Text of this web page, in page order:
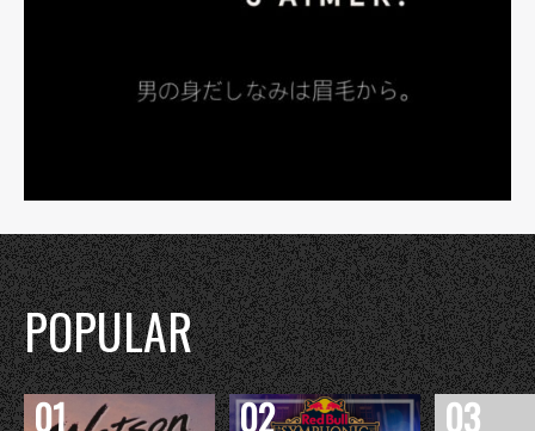
POPULAR